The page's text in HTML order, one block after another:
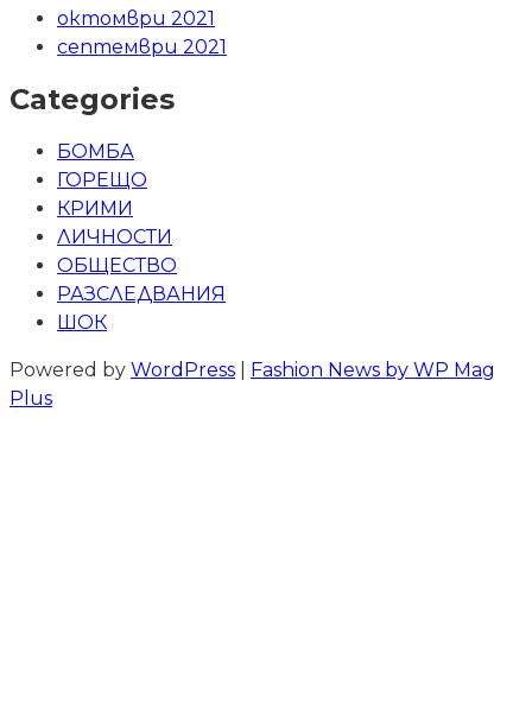
октомври 2021
септември 2021
Categories
БОМБА
ГОРЕЩО
КРИМИ
ЛИЧНОСТИ
ОБЩЕСТВО
РАЗСЛЕДВАНИЯ
ШОК
Powered by WordPress
Fashion News by WP Mag
Plus